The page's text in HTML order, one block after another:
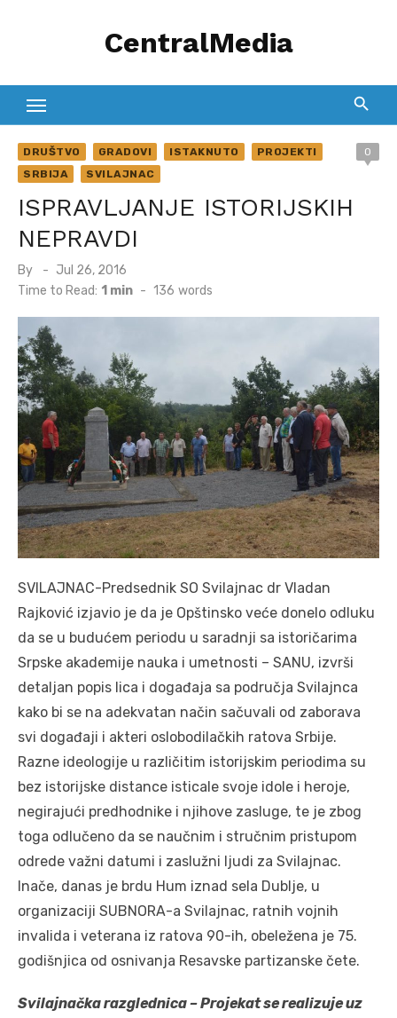
CentralMedia
DRUŠTVO GRADOVI ISTAKNUTO
PROJEKTI
SRBIJA
SVILAJNAC
0
ISPRAVLJANJE ISTORIJSKIH
NEPRAVDI
By
Posted
on
Jul 26, 2016
Time to Read: 1 min - 136 words
SVILAJNAC-Predsednik SO Svilajnac dr Vladan
Rajković izjavio je da je Opštinsko veće donelo odluku
da se u budućem periodu u saradnji sa istoričarima
Srpske akademije nauka i umetnosti – SANU, izvrši
detaljan popis lica i događaja sa područja Svilajnca
kako bi se na adekvatan način sačuvali od zaborava
svi događaji i akteri oslobodilačkih ratova Srbije.
Razne ideologije u različitim istorijskim periodima su
bez istorijske distance isticale svoje idole i heroje,
negirajući predhodnike i njihove zasluge, te je zbog
toga odlučeno da se naučnim i stručnim pristupom
odrede važni datumi i zaslužni ljudi za Svilajnac.
Inače, danas je brdu Hum iznad sela Dublje, u
organizaciji SUBNORA-a Svilajnac, ratnih vojnih
invalida i veterana iz ratova 90-ih, obeležena je 75.
godišnjica od osnivanja Resavske partizanske čete.
Svilajnačka razglednica – Projekat se realizuje uz